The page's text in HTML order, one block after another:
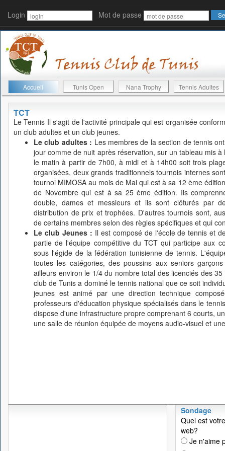
Login Mot de passe
Accueil Tunis Open Nana Trophy Tennis Adultes
TCT
Le Tennis Il s'agit de l'activité principale qui est organisée
un club adultes et un club jeunes.
Le club adultes : Les membres de la section de tennis
jour comme de nuit après réservation, sur un tableau mis
le matin à partir de 7h00, à midi et à 14h00 soit trois
organisées, deux grands traditionnels tournois internes
tournoi MIMOSA au mois de Mai qui est à sa 12 ème
de Novembre qui est à sa 25 ème édition. Ils
double, dames et messieurs et ils sont clôturés par
distribution de prix et trophées. D'autres tournois sont,
de certains membres selon des règles spécifiques et qui
Le club Jeunes : Il est composé de l'école de tennis et
partie de l'équipe compétitive du TCT qui participe aux
sous l'égide de la fédération tunisienne de tennis.
toutes les catégories, des poussins aux seniors
ailleurs environ le 1/4 du nombre total des licenciés des
club de Tunis a dominé le tennis national que ce soit
jeunes est animé par une direction technique
professeurs d'éducation physique spécialisés dans le
dispose d'une infrastructure propre comprenant 6 courts,
une salle de réunion équipée de moyens audio-visuel et
Sondage
Quel est
web?
Je n'aime